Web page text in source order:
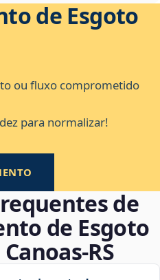
de Esgoto
ou fluxo comprometido
para normalizar!
de
de Esgoto